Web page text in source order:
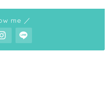
me ／